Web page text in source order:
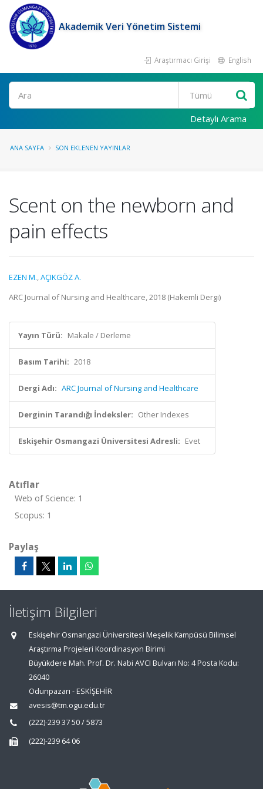
Akademik Veri Yönetim Sistemi
Araştırmacı Girişi English
Ara
Detaylı Arama
ANA SAYFA SON EKLENEN YAYINLAR
Scent on the newborn and
pain effects
EZEN M.,AÇIKGÖZ A.
ARC Journal of Nursing and Healthcare, 2018 (Hakemli Dergi)
Yayın Türü: Makale / Derleme
Basım Tarihi: 2018
Dergi Adı: ARC Journal of Nursing and Healthcare
Derginin Tarandığı İndeksler: Other Indexes
Eskişehir Osmangazi Üniversitesi Adresli: Evet
Atıflar
Web of Science: 1
Scopus: 1
Paylaş
İletişim Bilgileri
Eskişehir Osmangazi Üniversitesi Meşelik Kampüsü Bilimsel
Araştırma Projeleri Koordinasyon Birimi
Büyükdere Mah. Prof. Dr. Nabi AVCI Bulvarı No: 4 Posta Kodu:
26040
Odunpazarı - ESKİŞEHİR
avesis@tm.ogu.edu.tr
(222)-239 37 50 / 5873
(222)-239 64 06